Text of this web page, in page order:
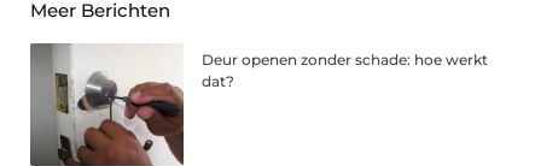
Meer Berichten
Deur openen zonder schade: hoe werkt
dat?